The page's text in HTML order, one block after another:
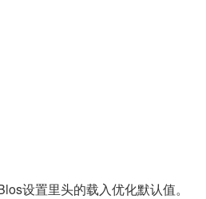
设置里头的载入优化默认值。